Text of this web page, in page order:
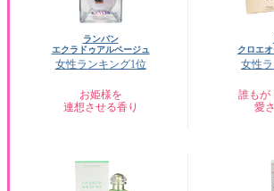
ランバン
エクラドゥアルページュ
女性ランキング1位
お姫様を
連想させる香り
クロエ
女性
誰もが
愛